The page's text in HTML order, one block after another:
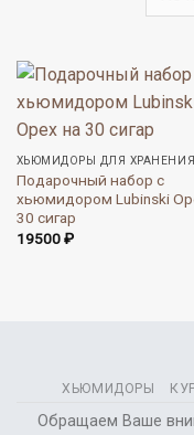
Подарочный набор с
хьюмидором Lubinski
30 сигар
19500₽
ХЬЮМИДОРЫ
Обращаем Ваше